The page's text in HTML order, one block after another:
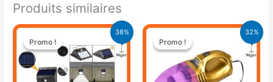
Produits similaires
38%
Promo !
Promo !
Le
prix
initial
était :
9.500 CFA.
Le
actuel
est :
5.900 CFA.
32%
Promo !
Promo !
Le
prix
initial
était :
22.000 CFA.
Le
prix
est :
14.900 CFA.